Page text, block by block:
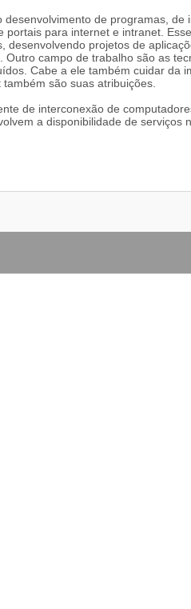
de programas, de
para internet e intranet.
desenvolvendo projetos de
campo de trabalho são as
Cabe a ele também cuidar da
são suas atribuições.
de interconexão de
a disponibilidade de serviços
organizar seus processos de
e coordenador de projetos de
e prestadoras de serviços, estas
apto a iniciar o seu próprio
seus estudos em cursos
de pesquisa ou ensino voltadas
nível superior em diversas
como ferramenta de divulgação
da demanda por interatividade
que permite ao profissional
interfaces com as mais
ASP, CRM, comércio eletrônico
não só para o desenvolvimento,
Internet pode atuar também na
poderá atuar desde o lado do
31 de agosto de 2008 com o tema
do mercado de trabalho e ainda
próximos cinco anos haverá
de 2007), o Brasil é o décimo país